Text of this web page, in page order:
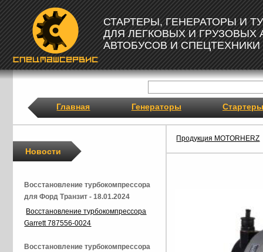
СТАРТЕРЫ, ГЕНЕРАТОРЫ И
ДЛЯ ЛЕГКОВЫХ И ГРУЗОВЫХ
АВТОБУСОВ И СПЕЦТЕХНИКИ
Главная Генераторы Стартеры
Продукция MOTORHERZ
Новости
Восстановление турбокомпрессора
для Форд Транзит - 18.01.2024
Восстановление турбокомпрессора
Garrett 787556-0024
Восстановление турбокомпрессора